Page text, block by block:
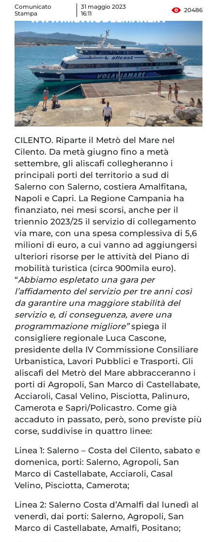
Comunicato
Stampa
31 maggio 2023
16:11
20486
CILENTO. Riparte il Metrò del Mare nel
Cilento. Da metà giugno fino a metà
settembre, gli aliscafi collegheranno i
principali porti del territorio a sud di
Salerno con Salerno, costiera Amalfitana,
Napoli e Capri. La Regione Campania ha
finanziato, nei mesi scorsi, anche per il
triennio 2023/25 il servizio di collegamento
via mare, con una spesa complessiva di 5,6
milioni di euro, a cui vanno ad aggiungersi
ulteriori risorse per le attività del Piano di
mobilità turistica (circa 900mila euro).
“Abbiamo espletato una gara per
l’affidamento del servizio per tre anni così
da garantire una maggiore stabilità del
servizio e, di conseguenza, avere una
programmazione migliore”spiega il
consigliere regionale Luca Cascone,
presidente della IV Commissione Consiliare
Urbanistica, Lavori Pubblici e Trasporti. Gli
aliscafi del Metrò del Mare abbracceranno i
porti di Agropoli, San Marco di Castellabate,
Acciaroli, Casal Velino, Pisciotta, Palinuro,
Camerota e Sapri/Policastro. Come già
accaduto in passato, però, sono previste più
corse, suddivise in quattro linee:
Linea 1: Salerno – Costa del Cilento, sabato e
domenica, porti: Salerno, Agropoli, San
Marco di Castellabate, Acciaroli, Casal
Velino, Pisciotta, Camerota;
Linea 2: Salerno Costa d’Amalfi dal lunedì al
venerdì, dai porti: Salerno, Agropoli, San
Marco di Castellabate, Amalfi, Positano;